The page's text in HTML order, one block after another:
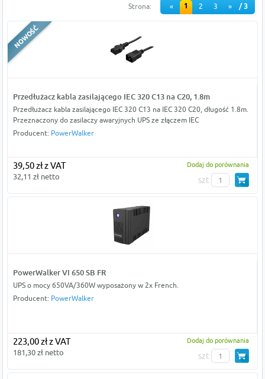
Strona: « 1 2 3 » / 3
Przedłużacz kabla zasilającego IEC 320 C13 na C20, 1.8m
Przedłużacz kabla zasilającego IEC 320 C13 na IEC 320 C20, długość 1.8m.
Przeznaczony do zasilaczy awaryjnych UPS ze złączem IEC
Producent: PowerWalker
39,50 zł z VAT
32,11 zł netto
Dodaj do porównania
szt
PowerWalker VI 650 SB FR
UPS o mocy 650VA/360W wyposażony w 2x French.
Producent: PowerWalker
223,00 zł z VAT
181,30 zł netto
Dodaj do porównania
szt